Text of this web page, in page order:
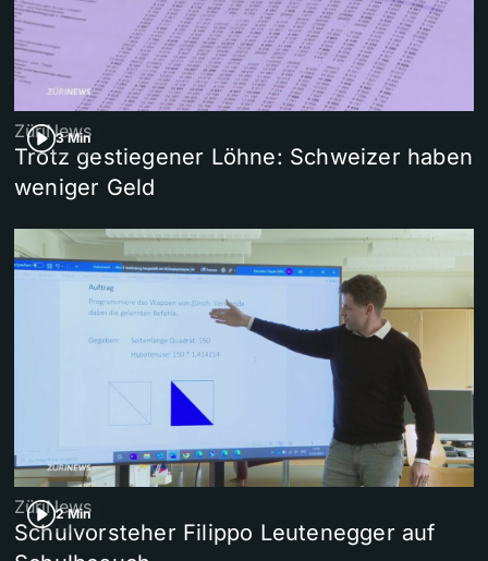
3 Min
ZüriNews
Trotz gestiegener Löhne: Schweizer haben
weniger Geld
2 Min
ZüriNews
Schulvorsteher Filippo Leutenegger auf